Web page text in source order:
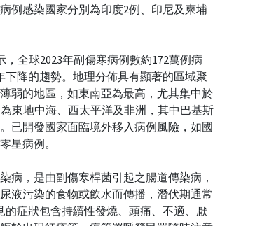
例感染國家分別為印度2例、印尼及柬埔
全球2023年副傷寒病例數約172萬例病
降的趨勢。地理分佈具有顯著的區域聚
弱的地區，如東南亞為最高，尤其集中於
東地中海、西太平洋及非洲，其中巴基斯
已開發國家面臨境外移入病例風險，如國
星病例。
病，是由副傷寒桿菌引起之腸道傳染病，
液污染的食物或飲水而傳播，潛伏期通常
的症狀包含持續性發燒、頭痛、不適、厭